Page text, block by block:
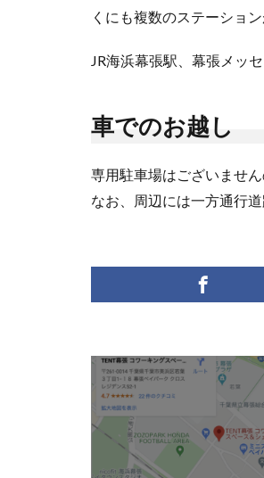
くにも複数のステーショ
JR海浜幕張駅、幕張メッ
車でのお越し
専用駐車場はございませ
なお、周辺には一方通行